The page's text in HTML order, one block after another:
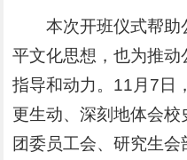
本次开班仪式帮助
平文化思想，也为推
指导和动力。11月7日
更生动、深刻地体会
团委员工会、研究生